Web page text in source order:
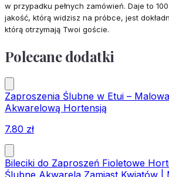
w przypadku pełnych zamówień. Daje to
jakość, którą widzisz na próbce, jest
którą otrzymają Twoi goście.
Polecane dodatki
Zaproszenia Ślubne w Etui –
Akwarelową Hortensją
7.80 zł
Bileciki do Zaproszeń Fioletowe